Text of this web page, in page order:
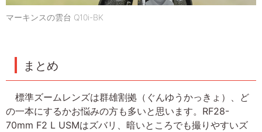
マーキンスの雲台 Q10i-BK
まとめ
標準ズームレンズは群雄割拠（ぐんゆうかっきょ）、ど
の一本にするかお悩みの方も多いと思います。RF28-
70mm F2 L USMはズバリ、暗いところでも撮りやすいズ